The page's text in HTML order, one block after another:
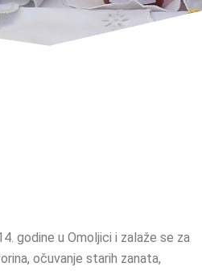
godine u Omoljici i zalaže se za
očuvanje starih zanata,